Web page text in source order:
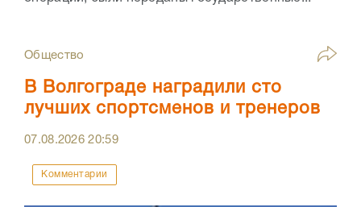
Общество
В Волгограде наградили сто
лучших спортсменов и тренеров
07.08.202620:59
Комментарии